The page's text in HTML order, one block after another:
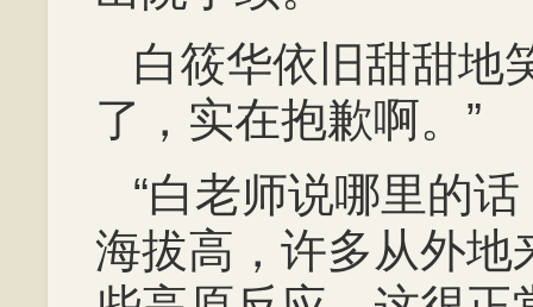
白筱华依旧甜甜地
了，实在抱歉啊。”
“白老师说哪里的
海拔高，许多从外地